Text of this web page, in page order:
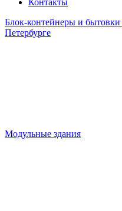
Контакты
Блок-контейнеры и
Петербурге
Модульные здания